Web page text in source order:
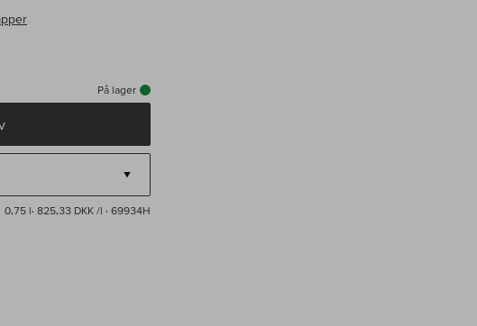
På lager
0,75 l· 825,33 DKK /l · 69934H